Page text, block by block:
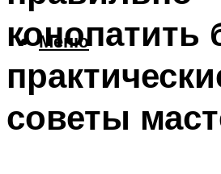
Меню
конопатить
советы